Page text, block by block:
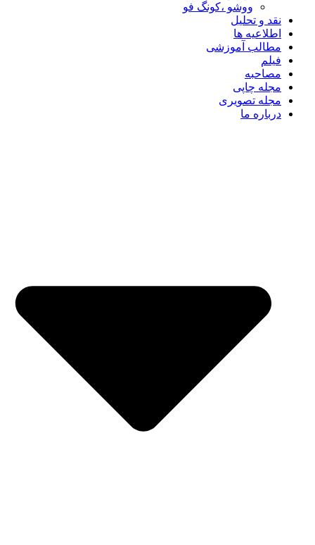
ووشو ،کونگ فو
نقد و تحلیل
اطلاعیه ها
مطالب آموزشی
فیلم
مصاحبه
مجله چاپی
مجله تصویری
درباره ما